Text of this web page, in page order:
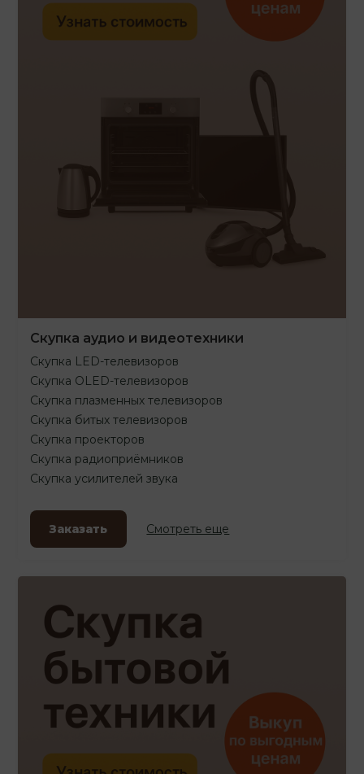
Скупка аудио и видеотехники
Скупка LED-телевизоров
Скупка OLED-телевизоров
Скупка плазменных телевизоров
Скупка битых телевизоров
Скупка проекторов
Скупка радиоприёмников
Скупка усилителей звука
Заказать Смотреть еще